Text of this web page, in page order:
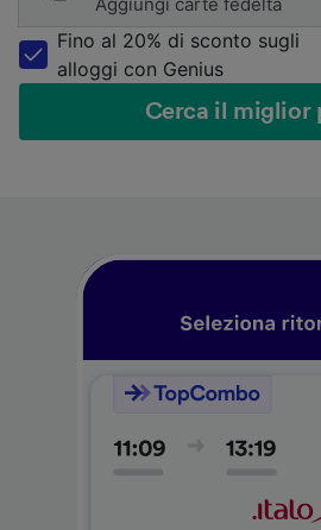
Fino al 20% di sconto sugli
alloggi con Genius
Cerca il miglior